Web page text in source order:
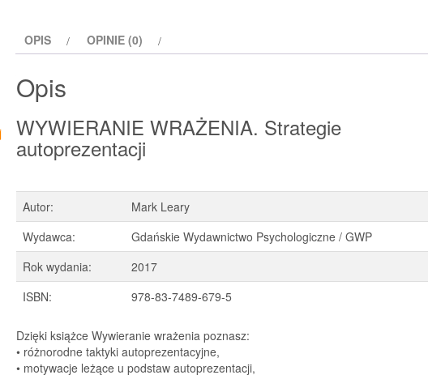
OPIS OPINIE (0)
Opis
WYWIERANIE WRAŻENIA. Strategie
autoprezentacji
Autor:
Mark Leary
Wydawca:
Gdańskie Wydawnictwo Psychologiczne / GWP
Rok wydania:
2017
ISBN:
978-83-7489-679-5
Dzięki książce Wywieranie wrażenia poznasz:
• różnorodne taktyki autoprezentacyjne,
• motywacje leżące u podstaw autoprezentacji,